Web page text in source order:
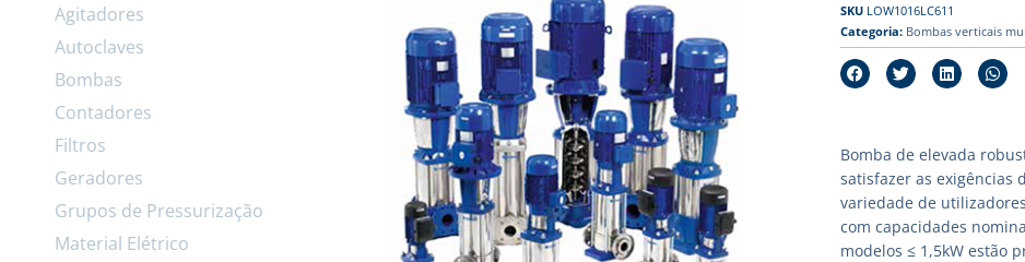
Agitadores
Autoclaves
Bombas
Contadores
Filtros
Geradores
Grupos de Pressurização
Material Elétrico
SKU LOW1016LC611
Categoria: Bombas verticais
Bomba de elevada
satisfazer as exigências
variedade de
com capacidades
modelos ≤ 1,5kW estão